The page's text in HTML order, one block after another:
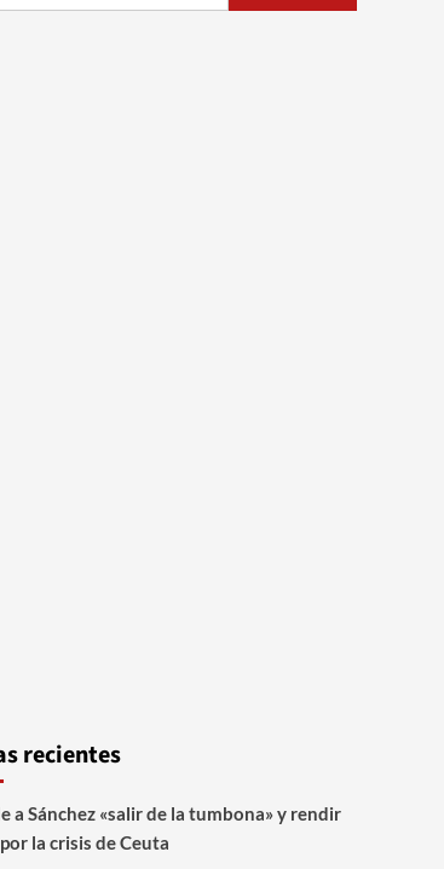
recientes
a Sánchez «salir de la tumbona» y rendir
la crisis de Ceuta